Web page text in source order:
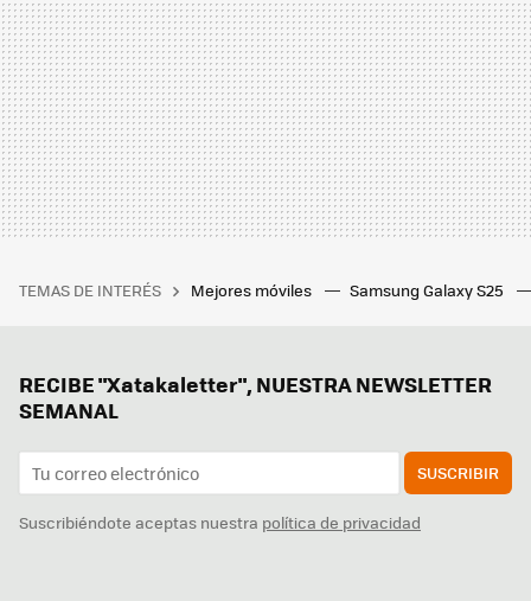
TEMAS DE INTERÉS Mejores móviles Samsung Galaxy S25
RECIBE "Xatakaletter", NUESTRA NEWSLETTER
SEMANAL
SUSCRIBIR
Suscribiéndote aceptas nuestra política de privacidad